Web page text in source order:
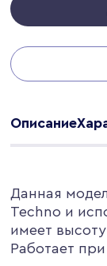
Описание
Данная
Techno и
имеет
Работает